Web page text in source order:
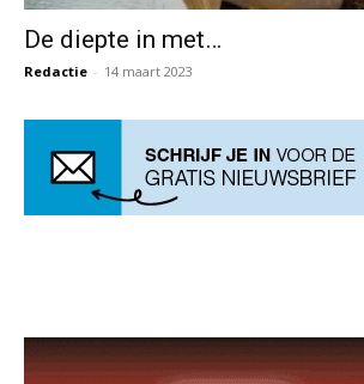
De diepte in met…
Redactie - 14 maart 2023